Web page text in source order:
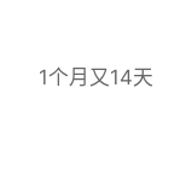
1个月又14天